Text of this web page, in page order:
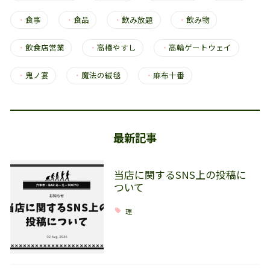
・ 食事 ・食品 ・飲み放題 ・ 飲み物
・ 飲食店営業 ・高橋やすし ・高輪ゲートウェイ
・ 鬼ノ宴 ・魔法の絨毯 ・麻布十番
最新記事
当店に関するSNS上の投稿に
ついて
理